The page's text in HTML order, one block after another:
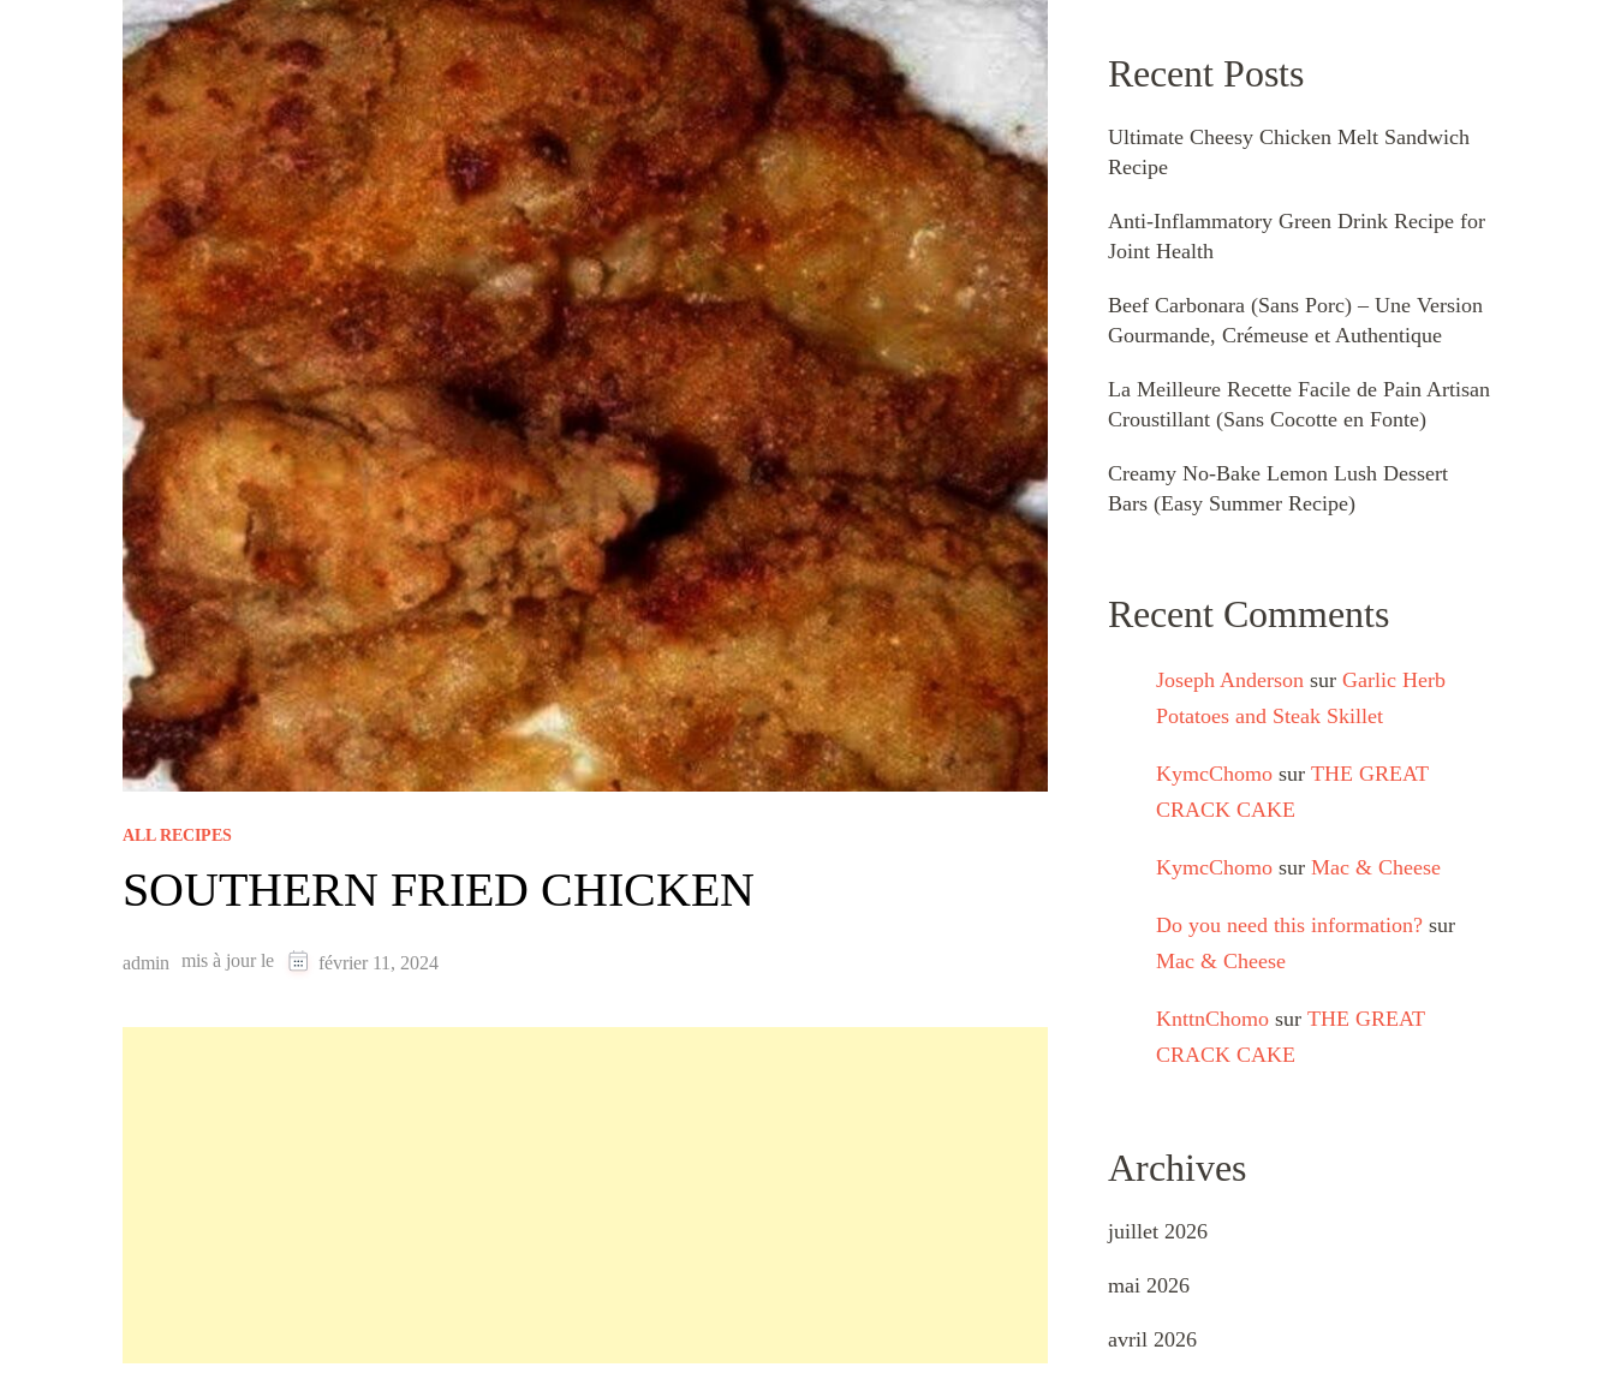
ALL RECIPES
SOUTHERN FRIED CHICKEN
admin mis à jour le février 11, 2024
Recent Posts
Ultimate Cheesy Chicken Melt Sandwich
Recipe
Anti-Inflammatory Green Drink Recipe for
Joint Health
Beef Carbonara (Sans Porc) – Une Version
Gourmande, Crémeuse et Authentique
La Meilleure Recette Facile de Pain Artisan
Croustillant (Sans Cocotte en Fonte)
Creamy No-Bake Lemon Lush Dessert
Bars (Easy Summer Recipe)
Recent Comments
Joseph Anderson sur Garlic Herb
Potatoes and Steak Skillet
KymcChomo sur THE GREAT
CRACK CAKE
KymcChomo sur Mac & Cheese
Do you need this information? sur
Mac & Cheese
KnttnChomo sur THE GREAT
CRACK CAKE
Archives
juillet 2026
mai 2026
avril 2026